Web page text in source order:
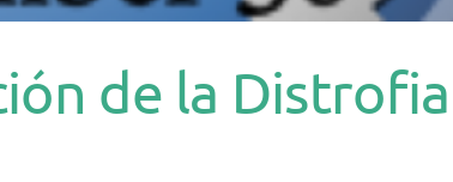
de la